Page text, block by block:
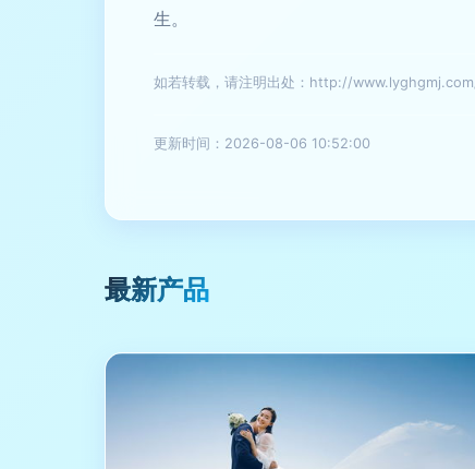
生。
如若转载，请注明出处：http://
更新时间：2026-08-06 10:52:00
最新产品